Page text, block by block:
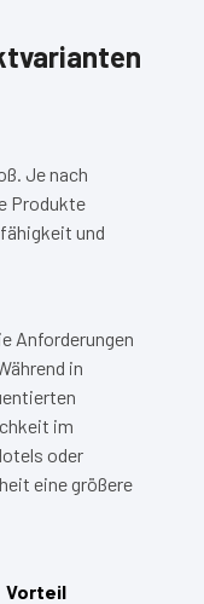
Je nach
Produkte
und
Anforderungen
in
im
oder
eine größere
Vorteil